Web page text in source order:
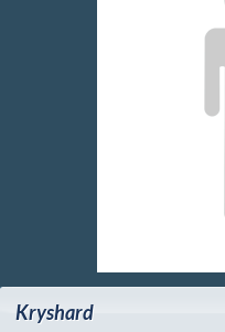
Kryshard